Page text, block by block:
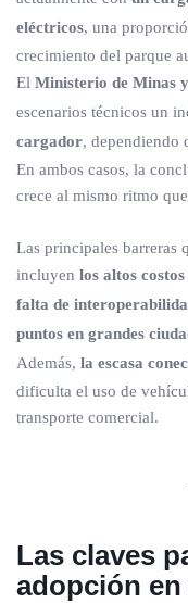
eléctricos, una
crecimiento del parque
El Ministerio de Minas
escenarios técnicos un
cargador, dependiendo
En ambos casos, la
crece al mismo ritmo
Las principales barreras
incluyen los altos
falta de
puntos en grandes
Además, la escasa
dificulta el uso de
transporte comercial.
Las claves
adopción en